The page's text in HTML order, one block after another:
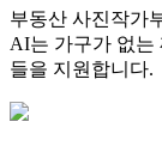
부동산 사진작가
AI는 가구가 없는
들을 지원합니다.